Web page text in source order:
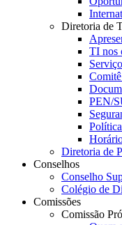
Diretoria de
TI nos
PEN/
Diretoria de
Conselhos
Conselho
Colégio de
Comissões
Comissão